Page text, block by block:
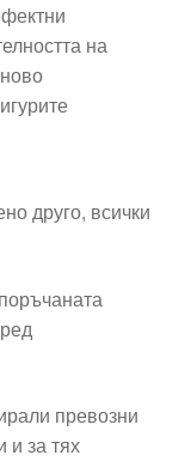
на
друго, всички
превозни
и за тях